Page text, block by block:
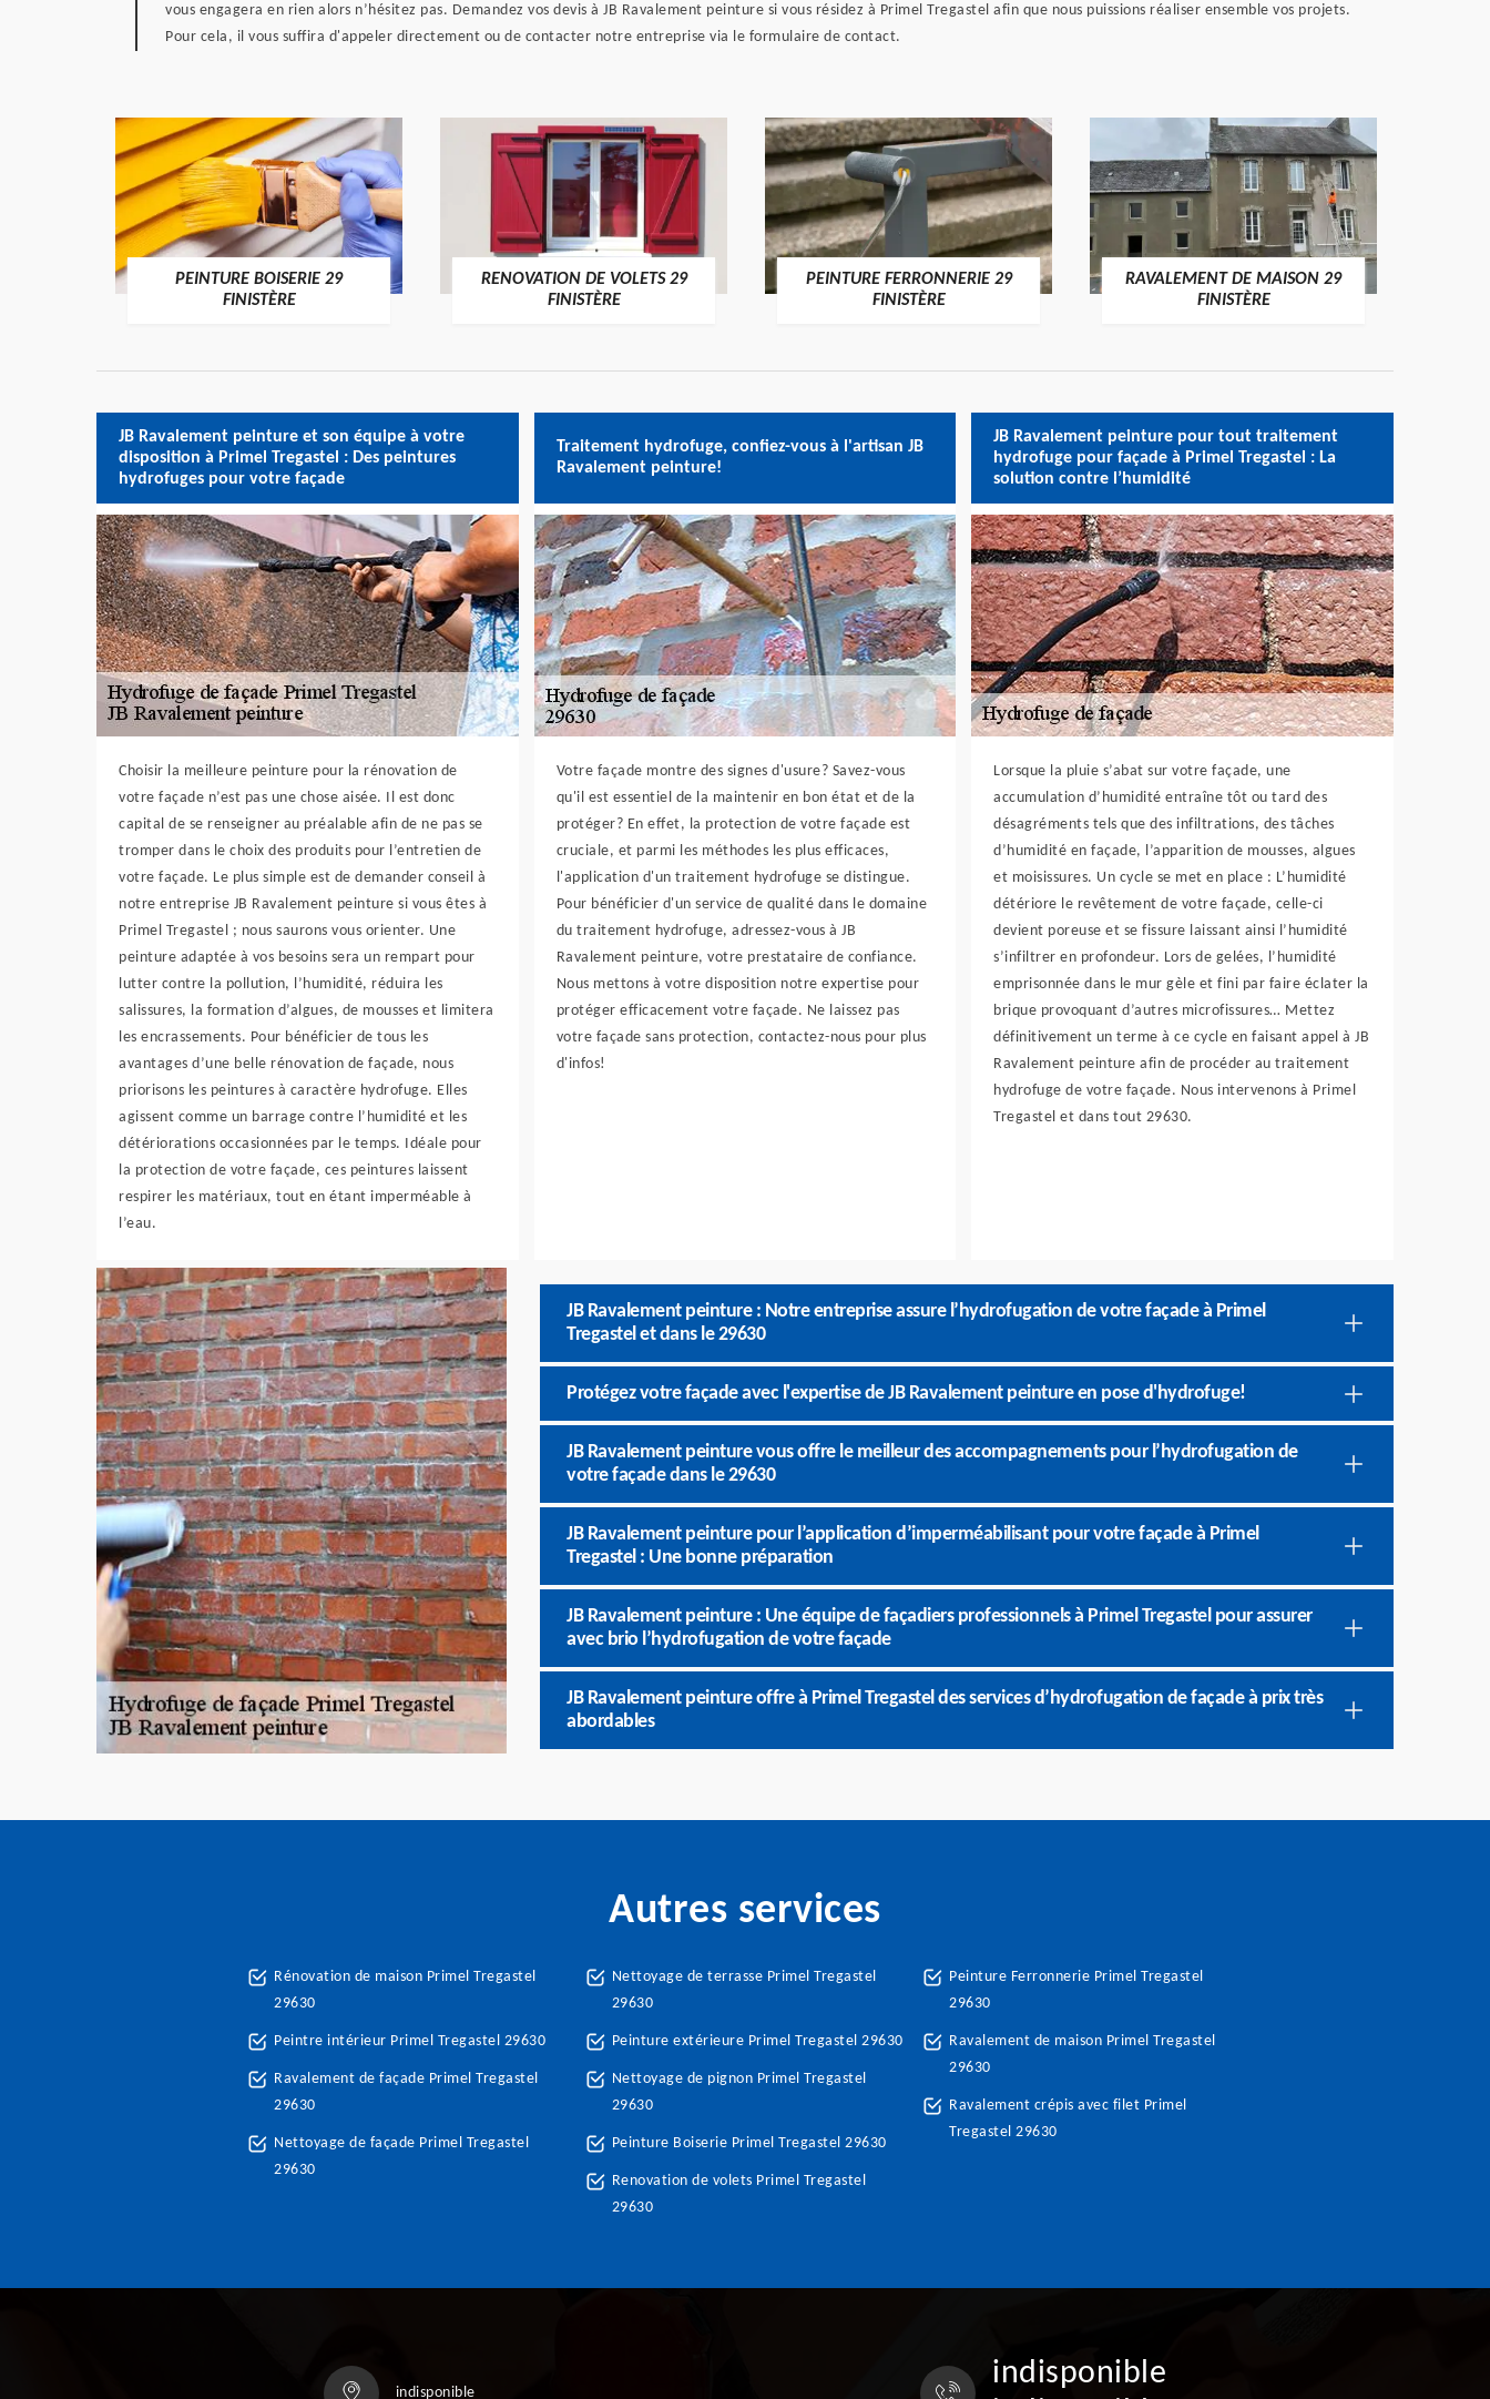
vous engagera en rien alors n’hésitez pas. Demandez vos devis à JB Ravalement peinture si vous résidez à Primel Tregastel afin que nous puissions réaliser ensemble vos projets.
Pour cela, il vous suffira d'appeler directement ou de contacter notre entreprise via le formulaire de contact.
PEINTURE BOISERIE 29
FINISTÈRE
RENOVATION DE VOLETS 29
FINISTÈRE
PEINTURE FERRONNERIE 29
FINISTÈRE
RAVALEMENT DE MAISON 29
FINISTÈRE
JB Ravalement peinture et son équipe à votre
disposition à Primel Tregastel : Des peintures
hydrofuges pour votre façade
Choisir la meilleure peinture pour la rénovation de
votre façade n’est pas une chose aisée. Il est donc
capital de se renseigner au préalable afin de ne pas se
tromper dans le choix des produits pour l’entretien de
votre façade. Le plus simple est de demander conseil à
notre entreprise JB Ravalement peinture si vous êtes à
Primel Tregastel ; nous saurons vous orienter. Une
peinture adaptée à vos besoins sera un rempart pour
lutter contre la pollution, l’humidité, réduira les
salissures, la formation d’algues, de mousses et limitera
les encrassements. Pour bénéficier de tous les
avantages d’une belle rénovation de façade, nous
priorisons les peintures à caractère hydrofuge. Elles
agissent comme un barrage contre l’humidité et les
détériorations occasionnées par le temps. Idéale pour
la protection de votre façade, ces peintures laissent
respirer les matériaux, tout en étant imperméable à
l’eau.
Traitement hydrofuge, confiez-vous à l'artisan JB
Ravalement peinture!
Votre façade montre des signes d'usure? Savez-vous
qu'il est essentiel de la maintenir en bon état et de la
protéger? En effet, la protection de votre façade est
cruciale, et parmi les méthodes les plus efficaces,
l'application d'un traitement hydrofuge se distingue.
Pour bénéficier d'un service de qualité dans le domaine
du traitement hydrofuge, adressez-vous à JB
Ravalement peinture, votre prestataire de confiance.
Nous mettons à votre disposition notre expertise pour
protéger efficacement votre façade. Ne laissez pas
votre façade sans protection, contactez-nous pour plus
d'infos!
JB Ravalement peinture pour tout traitement
hydrofuge pour façade à Primel Tregastel : La
solution contre l’humidité
Lorsque la pluie s’abat sur votre façade, une
accumulation d’humidité entraîne tôt ou tard des
désagréments tels que des infiltrations, des tâches
d’humidité en façade, l’apparition de mousses, algues
et moisissures. Un cycle se met en place : L’humidité
détériore le revêtement de votre façade, celle-ci
devient poreuse et se fissure laissant ainsi l’humidité
s’infiltrer en profondeur. Lors de gelées, l’humidité
emprisonnée dans le mur gèle et fini par faire éclater la
brique provoquant d’autres microfissures… Mettez
définitivement un terme à ce cycle en faisant appel à JB
Ravalement peinture afin de procéder au traitement
hydrofuge de votre façade. Nous intervenons à Primel
Tregastel et dans tout 29630.
JB Ravalement peinture : Notre entreprise assure l’hydrofugation de votre façade à Primel
Tregastel et dans le 29630
Protégez votre façade avec l'expertise de JB Ravalement peinture en pose d'hydrofuge!
JB Ravalement peinture vous offre le meilleur des accompagnements pour l’hydrofugation de
votre façade dans le 29630
JB Ravalement peinture pour l’application d’imperméabilisant pour votre façade à Primel
Tregastel : Une bonne préparation
JB Ravalement peinture : Une équipe de façadiers professionnels à Primel Tregastel pour assurer
avec brio l’hydrofugation de votre façade
JB Ravalement peinture offre à Primel Tregastel des services d’hydrofugation de façade à prix très
abordables
Autres services
Rénovation de maison Primel Tregastel
29630
Peintre intérieur Primel Tregastel 29630
Ravalement de façade Primel Tregastel
29630
Nettoyage de façade Primel Tregastel
29630
Nettoyage de terrasse Primel Tregastel
29630
Peinture extérieure Primel Tregastel 29630
Nettoyage de pignon Primel Tregastel
29630
Peinture Boiserie Primel Tregastel 29630
Renovation de volets Primel Tregastel
29630
Peinture Ferronnerie Primel Tregastel
29630
Ravalement de maison Primel Tregastel
29630
Ravalement crépis avec filet Primel
Tregastel 29630
indisponible
indisponible